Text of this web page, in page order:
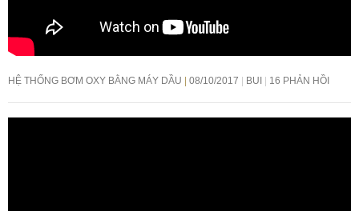
HỆ THỐNG BƠM OXY BẰNG MÁY DẦU 08/10/2017 BUI 16 PHẢN HỒI